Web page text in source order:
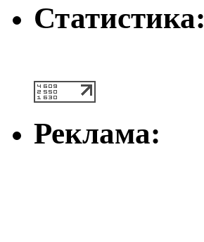
Статистика:
Реклама: